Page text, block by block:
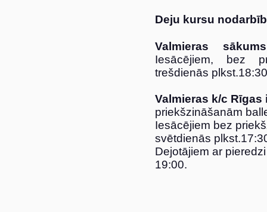
Deju kursu
Valmieras
Iesācējiem, bez
trešdienās
Valmieras k/c Rīgas
priekšzināšanām
Iesācējiem bez
svētdienās
Dejotājiem ar
19:00.